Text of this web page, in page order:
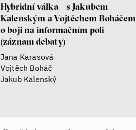
Hybridní válka – s Jakubem
Kalenským a Vojtěchem Boháčem
o boji na informačním poli
(záznam debaty)
Jana Karasová
Vojtěch Boháč
Jakub Kalenský